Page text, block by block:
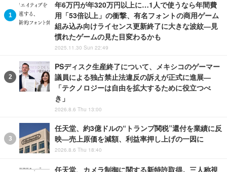
年6万円が年320万円以上に…1人で使うなら年間費
用「53倍以上」の衝撃、有名フォントの商用ゲーム
組み込み向けライセンス更新終了に大きな波紋―見
慣れたゲームの見た目変わるかも
2025.11.30 Sun 22:49
PSディスク生産終了について、メキシコのゲーマー
議員による独占禁止法違反の訴えが正式に進展―
「テクノロジーは自由を拡大するために役立つべ
き」
2026.8.6 Thu 13:00
任天堂、約3億ドルの“トランプ関税”還付を業績に反
映―売上原価を減額、利益率押し上げの一因に
2026.8.6 Thu 18:40
任天堂、カメラ制御に関する新特許取得。三人称視